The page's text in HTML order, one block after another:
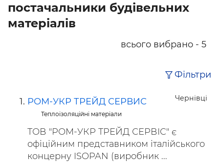
постачальники будівельних
матеріалів
всього вибрано - 5
Фільтри
Чернівці
РОМ-УКР ТРЕЙД СЕРВИС
Теплоізоляційні матеріали
ТОВ "РОМ-УКР ТРЕЙД СЕРВІС" є
офіційним представником італійського
концерну ISOPAN (виробник ...